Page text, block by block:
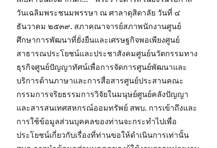
วันเฉลิมพระชนมพรรษา ณ ศาลาดุสิดาลัย วันที่ ๔
ธันวาคม ๒๕๓๙. สภาคณาจารย์สภาพนักงานศูนย์
ศึกษาการพัฒนาที่ยั่งยืนและเศรษฐกิจพอเพียงศูนย์
สาธารณประโยชน์และประชาสังคมศูนย์นวัตกรรมทาง
ธุรกิจศูนย์ปัญญาทัศน์เพื่อการจัดการศูนย์พัฒนาและ
บริการด้านภาษาและการสื่อสารศูนย์ประสานคณะ
กรรมการจริยธรรมการวิจัยในมนุษย์ศูนย์คลังปัญญา
และสารสนเทศสหกรณ์ออมทรัพย์ สพบ. การเข้าถึงและ
การใช้ข้อมูลส่วนบุคคลของท่านจะกระทำไปเพื่อ
ประโยชน์เกี่ยวกับเรื่องที่ท่านขอให้ดำเนินการเท่านั้น